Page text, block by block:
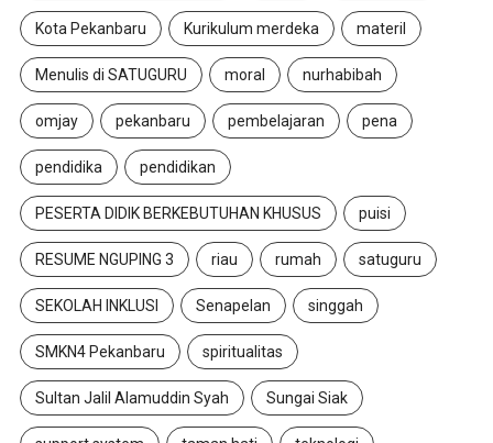
Kota Pekanbaru Kurikulum merdeka materil
Menulis di SATUGURU moral nurhabibah
omjay pekanbaru pembelajaran pena
pendidika pendidikan
PESERTA DIDIK BERKEBUTUHAN KHUSUS puisi
RESUME NGUPING 3 riau rumah satuguru
SEKOLAH INKLUSI Senapelan singgah
SMKN4 Pekanbaru spiritualitas
Sultan Jalil Alamuddin Syah Sungai Siak